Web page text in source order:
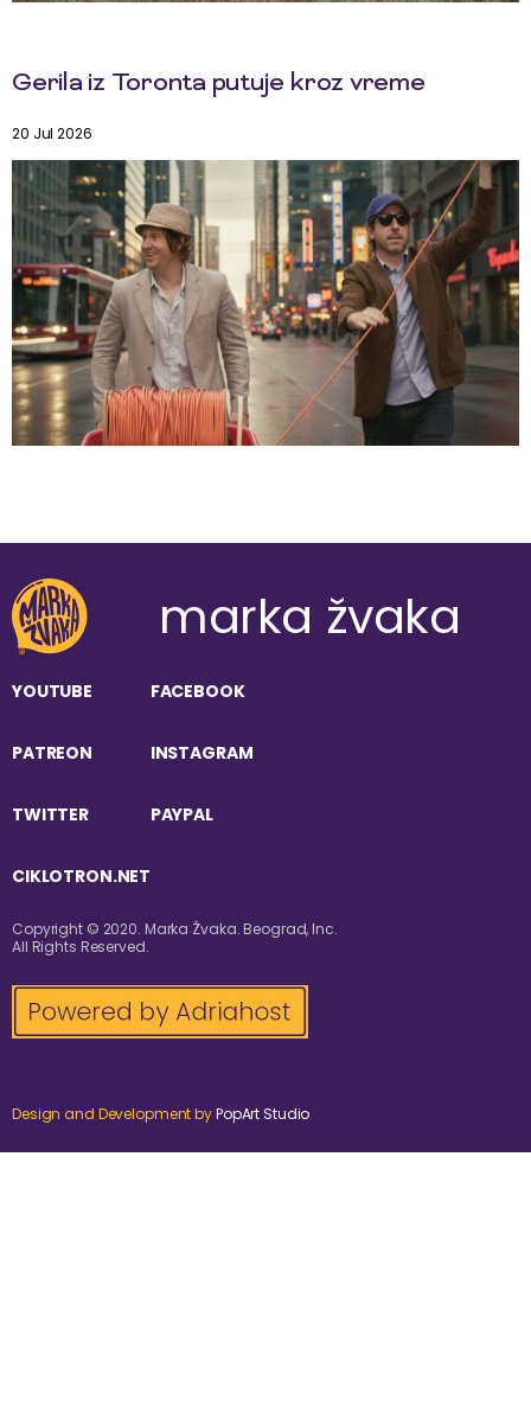
Gerila iz Toronta putuje kroz vreme
20 Jul 2026
marka žvaka
YOUTUBE FACEBOOK
PATREON INSTAGRAM
TWITTER PAYPAL
CIKLOTRON.NET
Copyright © 2020. Marka Žvaka. Beograd, Inc.
All Rights Reserved.
Design and Development byPopArt Studio